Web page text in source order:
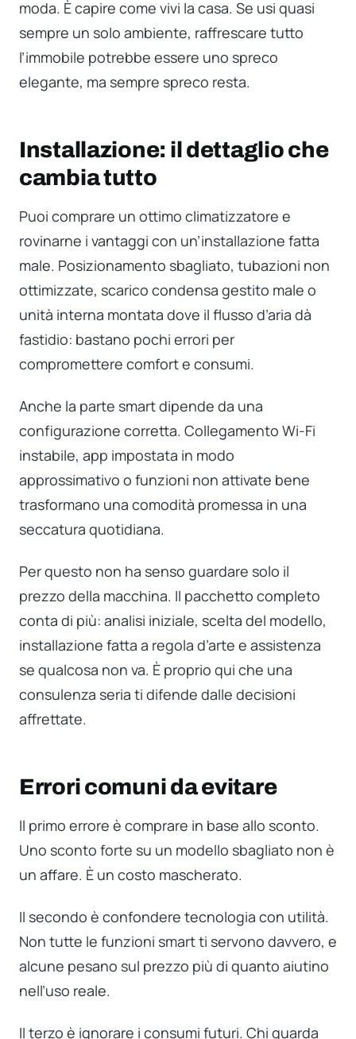
moda. È capire come vivi la casa. Se usi quasi
sempre un solo ambiente, raffrescare tutto
l’immobile potrebbe essere uno spreco
elegante, ma sempre spreco resta.
Installazione: il dettaglio che
cambia tutto
Puoi comprare un ottimo climatizzatore e
rovinarne i vantaggi con un’installazione fatta
male. Posizionamento sbagliato, tubazioni non
ottimizzate, scarico condensa gestito male o
unità interna montata dove il flusso d’aria dà
fastidio: bastano pochi errori per
compromettere comfort e consumi.
Anche la parte smart dipende da una
configurazione corretta. Collegamento Wi-Fi
instabile, app impostata in modo
approssimativo o funzioni non attivate bene
trasformano una comodità promessa in una
seccatura quotidiana.
Per questo non ha senso guardare solo il
prezzo della macchina. Il pacchetto completo
conta di più: analisi iniziale, scelta del modello,
installazione fatta a regola d’arte e assistenza
se qualcosa non va. È proprio qui che una
consulenza seria ti difende dalle decisioni
affrettate.
Errori comuni da evitare
Il primo errore è comprare in base allo sconto.
Uno sconto forte su un modello sbagliato non è
un affare. È un costo mascherato.
Il secondo è confondere tecnologia con utilità.
Non tutte le funzioni smart ti servono davvero, e
alcune pesano sul prezzo più di quanto aiutino
nell’uso reale.
Il terzo è ignorare i consumi futuri. Chi guarda